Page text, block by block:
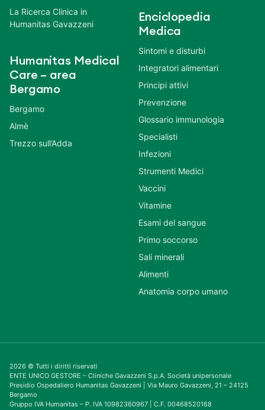
La Ricerca Clinica in
Humanitas Gavazzeni
Humanitas Medical
Care – area
Bergamo
Bergamo
Almè
Trezzo sull’Adda
Enciclopedia
Medica
Sintomi e disturbi
Integratori alimentari
Principi attivi
Prevenzione
Glossario immunologia
Specialisti
Infezioni
Strumenti Medici
Vaccini
Vitamine
Esami del sangue
Primo soccorso
Sali minerali
Alimenti
Anatomia corpo umano
2026 © Tutti i diritti riservati
ENTE UNICO GESTORE – Cliniche Gavazzeni S.p.A. Società unipersonale
Presidio Ospedaliero Humanitas Gavazzeni | Via Mauro Gavazzeni, 21 – 24125
Bergamo
Gruppo IVA Humanitas – P. IVA 10982360967 | C.F. 00468520168